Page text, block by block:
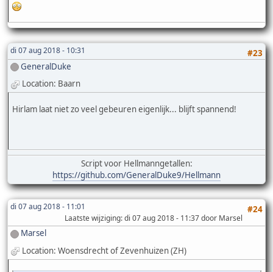
di 07 aug 2018 - 10:31
#23
GeneralDuke
Location: Baarn
Hirlam laat niet zo veel gebeuren eigenlijk... blijft spannend!
Script voor Hellmanngetallen:
https://github.com/GeneralDuke9/Hellmann
di 07 aug 2018 - 11:01 #24
Laatste wijziging: di 07 aug 2018 - 11:37 door Marsel
Marsel
Location: Woensdrecht of Zevenhuizen (ZH)